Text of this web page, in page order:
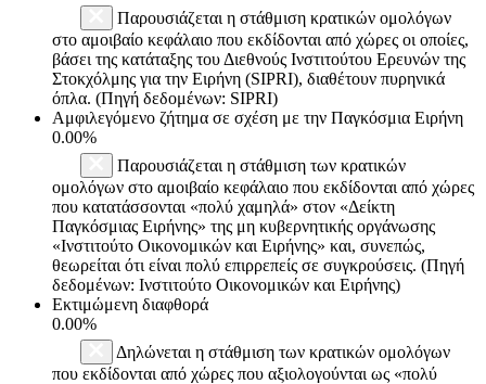
Παρουσιάζεται η στάθμιση κρατικών ομολόγων
στο αμοιβαίο κεφάλαιο που εκδίδονται από χώρες οι οποίες,
βάσει της κατάταξης του Διεθνούς Ινστιτούτου Ερευνών της
Στοκχόλμης για την Ειρήνη (SIPRI), διαθέτουν πυρηνικά
όπλα. (Πηγή δεδομένων: SIPRI)
Αμφιλεγόμενο ζήτημα σε σχέση με την Παγκόσμια Ειρήνη
0.00%
Παρουσιάζεται η στάθμιση των κρατικών
ομολόγων στο αμοιβαίο κεφάλαιο που εκδίδονται από χώρες
που κατατάσσονται «πολύ χαμηλά» στον «Δείκτη
Παγκόσμιας Ειρήνης» της μη κυβερνητικής οργάνωσης
«Ινστιτούτο Οικονομικών και Ειρήνης» και, συνεπώς,
θεωρείται ότι είναι πολύ επιρρεπείς σε συγκρούσεις. (Πηγή
δεδομένων: Ινστιτούτο Οικονομικών και Ειρήνης)
Εκτιμώμενη διαφθορά
0.00%
Δηλώνεται η στάθμιση των κρατικών ομολόγων
που εκδίδονται από χώρες που αξιολογούνται ως «πολύ